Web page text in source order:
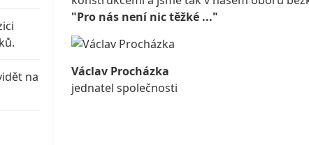
na
"Pro nás není nic těžké ..."
Václav Procházka
jednatel společnosti